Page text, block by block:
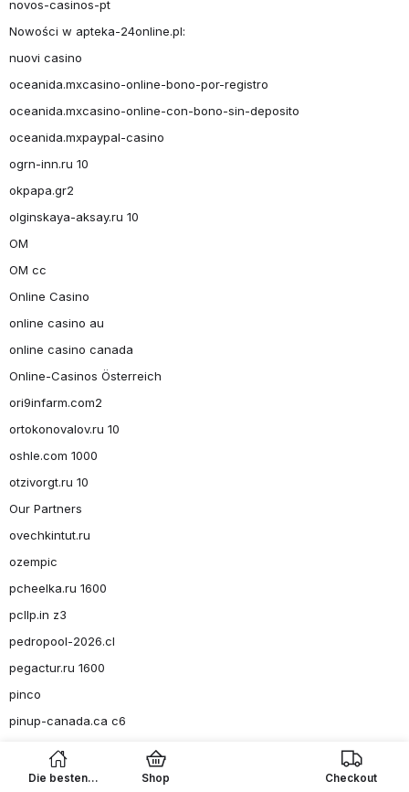
Die besten
Shop Checkout
novos-casinos-pt
Nowości w apteka-24online.pl:
nuovi casino
oceanida.mxcasino-online-bono-por-registro
oceanida.mxcasino-online-con-bono-sin-deposito
oceanida.mxpaypal-casino
ogrn-inn.ru 10
okpapa.gr2
olginskaya-aksay.ru 10
OM
OM cc
Online Casino
online casino au
online casino canada
Online-Casinos Österreich
ori9infarm.com2
ortokonovalov.ru 10
oshle.com 1000
otzivorgt.ru 10
Our Partners
ovechkintut.ru
ozempic
pcheelka.ru 1600
pcllp.in z3
pedropool-2026.cl
pegactur.ru 1600
pinco
pinup-canada.ca c6
pinup1.biz z5
pirs67.ru 10